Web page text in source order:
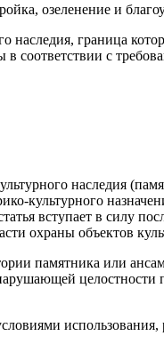
озеленение и
граница
с
наследия
культурного
вступает в силу
охраны объектов
памятника или
целостности